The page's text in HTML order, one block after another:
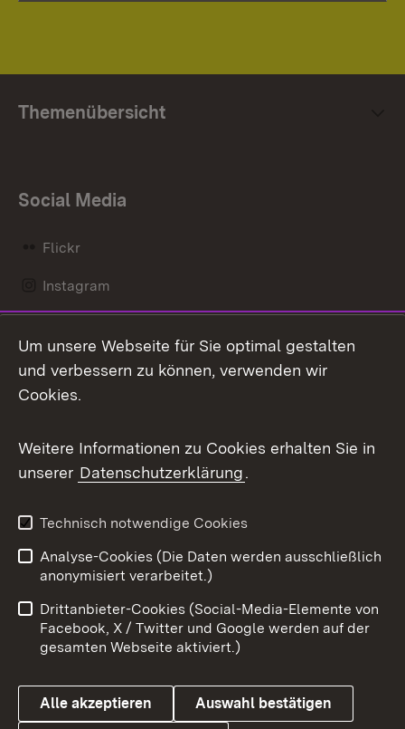
Themenübersicht
Social Media
Flickr
Instagram
Mastodon
Messenger
Social Wall
X / Twitter
Youtube
Benutzungshinweise
Barrierefreiheit
Datenschutz
Cookies
Um unsere Webseite für Sie optimal gestalten
und verbessern zu können, verwenden wir
Cookies.
Weitere Informationen zu Cookies erhalten Sie in
unserer Datenschutzerklärung.
Technisch notwendige Cookies
Analyse-Cookies (Die Daten werden ausschließlich
anonymisiert verarbeitet.)
Drittanbieter-Cookies (Social-Media-Elemente von
Facebook, X / Twitter und Google werden auf der
gesamten Webseite aktiviert.)
Alle akzeptieren Auswahl bestätigen